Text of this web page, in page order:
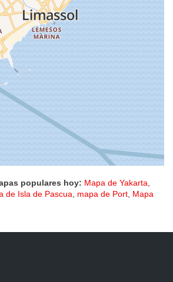
populares hoy: Mapa de Yakarta,
de Isla de Pascua, mapa de Port, Mapa